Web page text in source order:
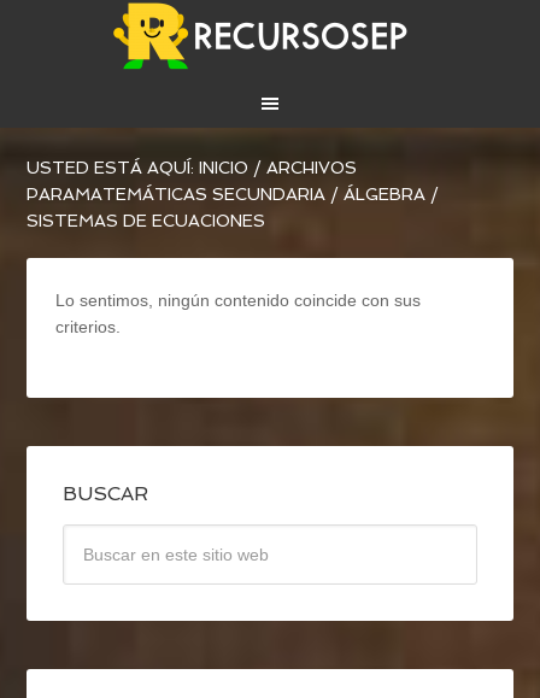
USTED ESTÁ AQUÍ:INICIO / ARCHIVOS
PARAMATEMÁTICAS SECUNDARIA / ÁLGEBRA /
SISTEMAS DE ECUACIONES
Lo sentimos, ningún contenido coincide con sus
criterios.
BUSCAR